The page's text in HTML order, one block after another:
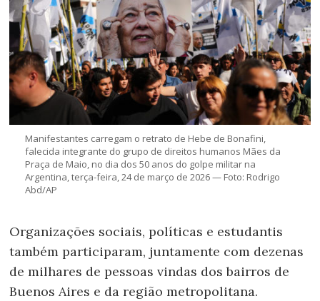
Manifestantes carregam o retrato de Hebe de Bonafini,
falecida integrante do grupo de direitos humanos Mães da
Praça de Maio, no dia dos 50 anos do golpe militar na
Argentina, terça-feira, 24 de março de 2026 — Foto: Rodrigo
Abd/AP
Organizações sociais, políticas e estudantis
também participaram, juntamente com dezenas
de milhares de pessoas vindas dos bairros de
Buenos Aires e da região metropolitana.